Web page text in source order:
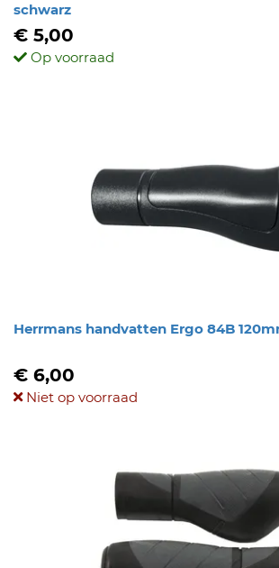
schwarz
€ 5,00
Op voorraad
Herrmans handvatten Ergo 84B
€ 6,00
Niet op voorraad